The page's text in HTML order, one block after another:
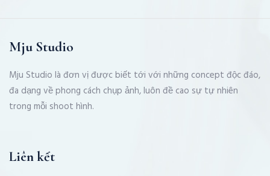
Mju Studio
Mju Studio là đơn vị được biết tới với những concept độc đáo,
đa dạng về phong cách chụp ảnh, luôn đề cao sự tự nhiên
trong mỗi shoot hình.
Liên kết